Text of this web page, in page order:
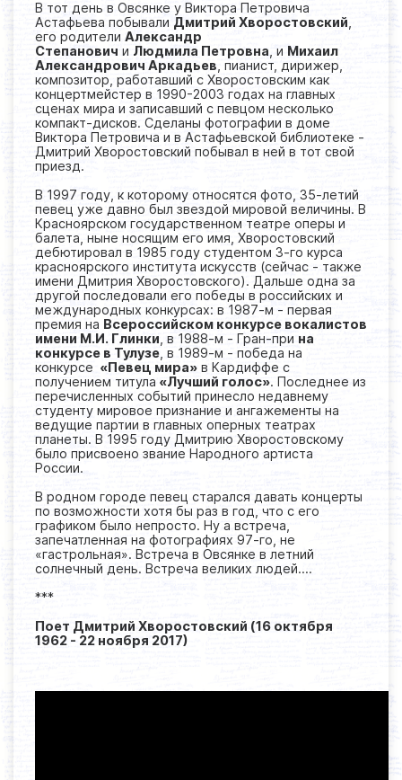
В тот день в Овсянке у Виктора Петровича
Астафьева побывали Дмитрий Хворостовский
его родители Александр
Степанович и Людмила Петровна , и Михаил
Александрович Аркадьев , пианист, дирижер,
композитор, работавший с Хворостовским как
концертмейстер в 1990-2003 годах на главных
сценах мира и записавший с певцом несколько
компакт-дисков. Сделаны фотографии в доме
Виктора Петровича и в Астафьевской библиотеке -
Дмитрий Хворостовский побывал в ней в тот свой
приезд.
В 1997 году, к которому относятся фото, 35-летий
певец уже давно был звездой мировой величины. В
Красноярском государственном театре оперы и
балета, ныне носящим его имя, Хворостовский
дебютировал в 1985 году студентом 3-го курса
красноярского института искусств (сейчас - также
имени Дмитрия Хворостовского). Дальше одна за
другой последовали его победы в российских и
международных конкурсах: в 1987-м - первая
премия на Всероссийском конкурсе вокалистов
имени М.И. Глинки , в 1988-м - Гран-при на
конкурсе в Тулузе , в 1989-м - победа на
конкурсе «Певец мира» в Кардиффе с
получением титула «Лучший голос». Последнее из
перечисленных событий принесло недавнему
студенту мировое признание и ангажементы на
ведущие партии в главных оперных театрах
планеты. В 1995 году Дмитрию Хворостовскому
было присвоено звание Народного артиста
России.
В родном городе певец старался давать концерты
по возможности хотя бы раз в год, что с его
графиком было непросто. Ну а встреча,
запечатленная на фотографиях 97-го, не
«гастрольная». Встреча в Овсянке в летний
солнечный день. Встреча великих людей....
***
Поет Дмитрий Хворостовский (16 октября
1962 - 22 ноября 2017)